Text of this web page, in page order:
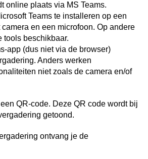
online plaats via MS Teams.
Teams te installeren op een
camera en een microfoon. Op andere
tools beschikbaar.
app (dus niet via de browser)
Anders werken
niet zoals de camera en/of
QR-code. Deze QR code wordt bij
getoond.
ontvang je de